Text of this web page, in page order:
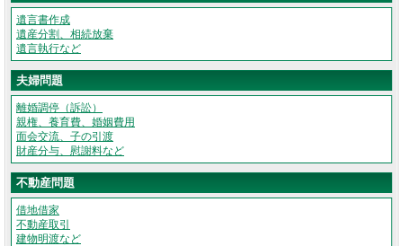
遺言書作成
遺産分割、相続放棄
遺言執行など
夫婦問題
離婚調停（訴訟）
親権、養育費、婚姻費用
面会交流、子の引渡
財産分与、慰謝料など
不動産問題
借地借家
不動産取引
建物明渡など